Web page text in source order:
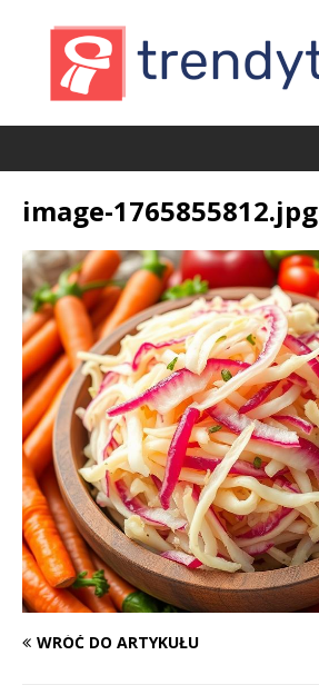
image-1765855812.jpg
WRÓĆ DO ARTYKUŁU